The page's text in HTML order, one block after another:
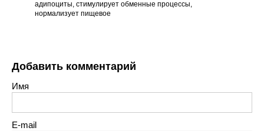
адипоциты, стимулирует обменные процессы,
нормализует пищевое
Добавить комментарий
Имя
E-mail